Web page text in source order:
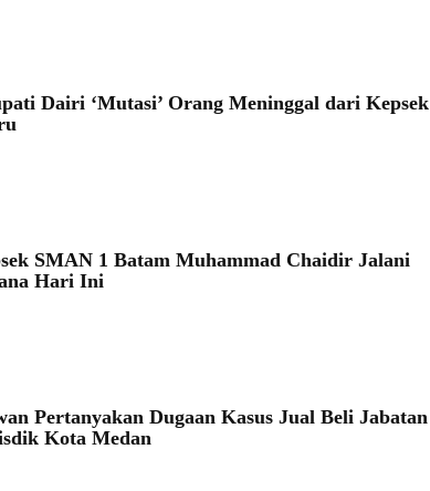
Dairi ‘Mutasi’ Orang Meninggal dari Kepsek
SMAN 1 Batam Muhammad Chaidir Jalani
Hari Ini
Pertanyakan Dugaan Kasus Jual Beli Jabatan
Kota Medan